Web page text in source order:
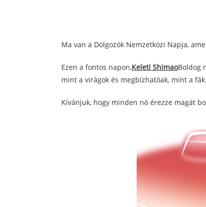
Ma van a Dolgozók Nemzetközi Napja,
Ezen a fontos napon,Keleti ShimaoBoldog
mint a virágok és megbízhatóak, mint a fák.
Kívánjuk, hogy minden nő érezze magát